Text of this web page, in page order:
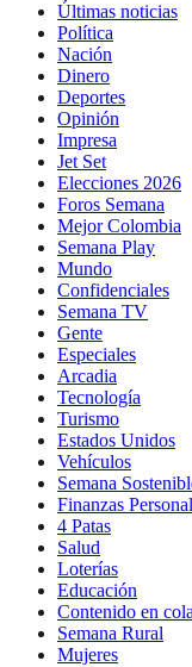
Últimas noticias
Política
Nación
Dinero
Deportes
Opinión
Impresa
Jet Set
Elecciones 2026
Foros Semana
Mejor Colombia
Semana Play
Mundo
Confidenciales
Semana TV
Gente
Especiales
Arcadia
Tecnología
Turismo
Estados Unidos
Vehículos
Semana
Finanzas
4 Patas
Salud
Loterías
Educación
Contenido en
Semana Rural
Mujeres